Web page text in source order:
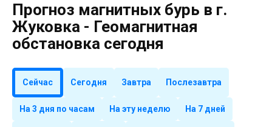
Прогноз магнитных бурь в г.
Жуковка - Геомагнитная
обстановка сегодня
Сейчас Сегодня Завтра Послезавтра
На 3 дня по часам На эту неделю На 7 дней